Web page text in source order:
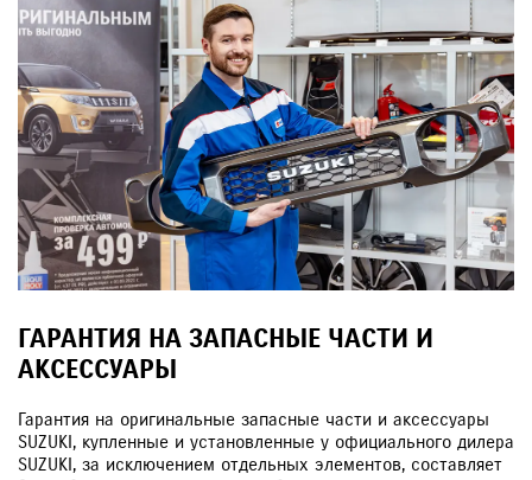
ГАРАНТИЯ НА ЗАПАСНЫЕ ЧАСТИ И
АКСЕССУАРЫ
Гарантия на оригинальные запасные части и аксессуары
SUZUKI, купленные и установленные у официального дилера
SUZUKI, за исключением отдельных элементов, составляет